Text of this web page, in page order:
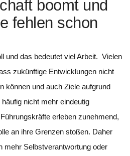
boomt und
fehlen schon
und das bedeutet viel Arbeit. Vielen
zukünftige Entwicklungen nicht
können und auch Ziele aufgrund
nicht mehr eindeutig
erleben zunehmend,
an ihre Grenzen stoßen. Daher
mehr Selbstverantwortung oder